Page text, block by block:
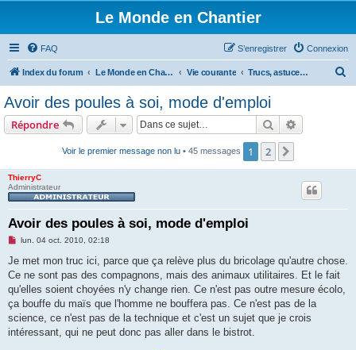
Le Monde en Chantier
FAQ Connexion
S’enregistrer
Index du forum Le Monde en Chantier Vie courante Trucs, astuces, bricolages...
Avoir des poules à soi, mode d'emploi
Répondre Rechercher
Voir le premier message non lu • 45 messages 1 2
ThierryC
Administrateur
Avoir des poules à soi, mode d'emploi
M
s
a
g
n
o
l
lun. 04 oct. 2010, 02:18
Je met mon truc ici, parce que ça relève plus du bricolage qu'autre chose.
Ce ne sont pas des compagnons, mais des animaux utilitaires. Et le fait
qu'elles soient choyées n'y change rien. Ce n'est pas outre mesure écolo,
ça bouffe du maïs que l'homme ne bouffera pas. Ce n'est pas de la
science, ce n'est pas de la technique et c'est un sujet que je crois
intéressant, qui ne peut donc pas aller dans le bistrot.